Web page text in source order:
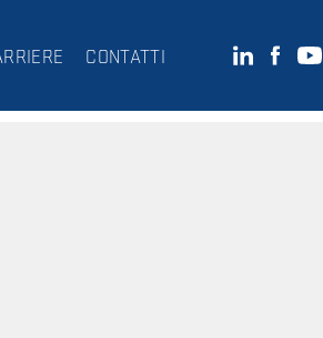
CONTATTI